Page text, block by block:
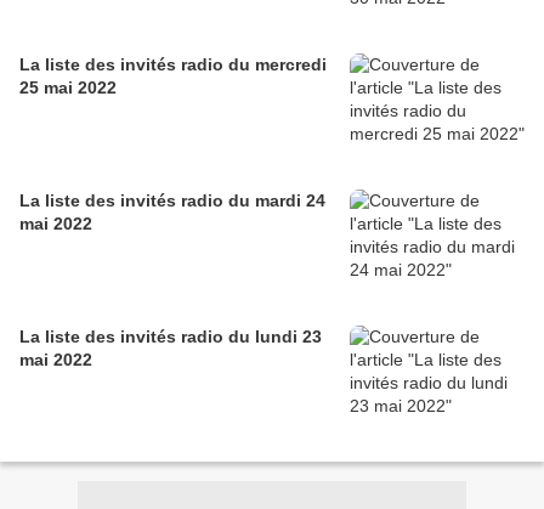
La liste des invités radio du mercredi
25 mai 2022
La liste des invités radio du mardi 24
mai 2022
La liste des invités radio du lundi 23
mai 2022